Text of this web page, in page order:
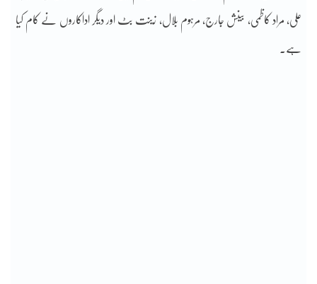
علی، مراد کاظمی، بینش جارج، مرہوم بلال، زینت بٹ اور دیگر اداکاروں نے کام کیا
ہے۔